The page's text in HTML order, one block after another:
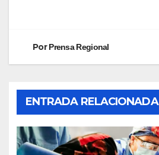
PorPrensa Regional
ENTRADA RELACIONADA